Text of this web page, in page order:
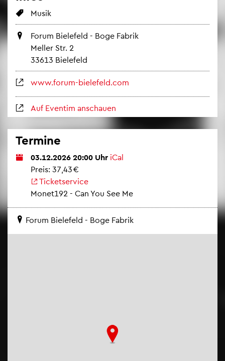
Musik
Forum Bie­le­feld - Boge Fa­brik
Mel­ler Str. 2
33613 Bie­le­feld
www.​forum-​bielefeld.​com
Auf Even­tim an­schau­en
Ter­mi­ne
03.12.2026 20:00 Uhr iCal
Preis: 37,43 €
Ti­cket­ser­vice
Mo­net192 - Can You See Me
Forum Bie­le­feld - Boge Fa­brik